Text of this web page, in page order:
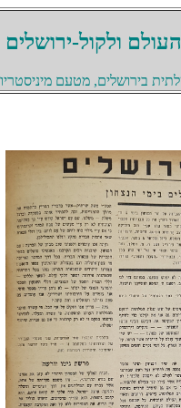
ולקול-ירושלים
בירושלים, מטעם